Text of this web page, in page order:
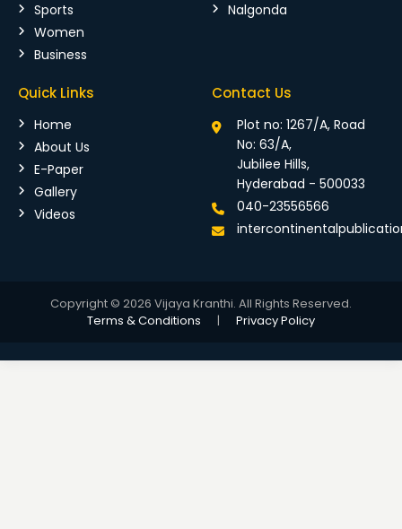
Sports
Women
Business
Nalgonda
Quick Links
Home
About Us
E-Paper
Gallery
Videos
Contact Us
Plot no: 1267/A, Road
No: 63/A,
Jubilee Hills,
Hyderabad - 500033
040-23556566
Copyright © 2026 Vijaya Kranthi. All Rights Reserved.
Terms & Conditions
| Privacy Policy